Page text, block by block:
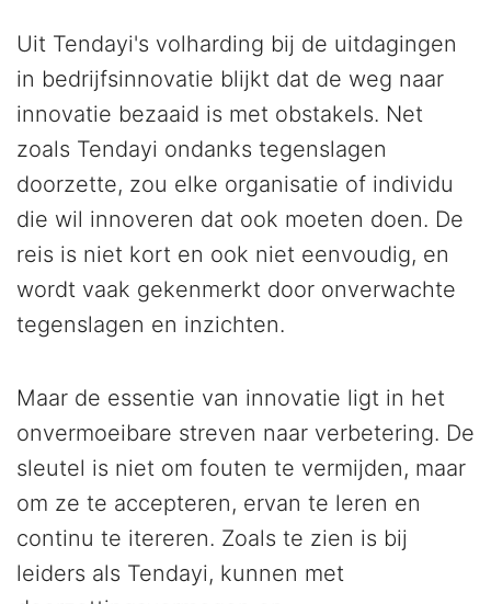
Uit Tendayi's volharding bij de uitdagingen
in bedrijfsinnovatie blijkt dat de weg naar
innovatie bezaaid is met obstakels. Net
zoals Tendayi ondanks tegenslagen
doorzette, zou elke organisatie of individu
die wil innoveren dat ook moeten doen. De
reis is niet kort en ook niet eenvoudig, en
wordt vaak gekenmerkt door onverwachte
tegenslagen en inzichten.
Maar de essentie van innovatie ligt in het
onvermoeibare streven naar verbetering. De
sleutel is niet om fouten te vermijden, maar
om ze te accepteren, ervan te leren en
continu te itereren. Zoals te zien is bij
leiders als Tendayi, kunnen met